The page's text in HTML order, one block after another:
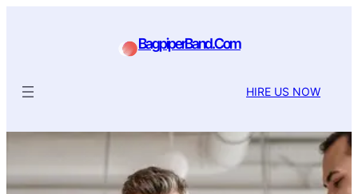
BagpiperBand.Com
HIRE US NOW